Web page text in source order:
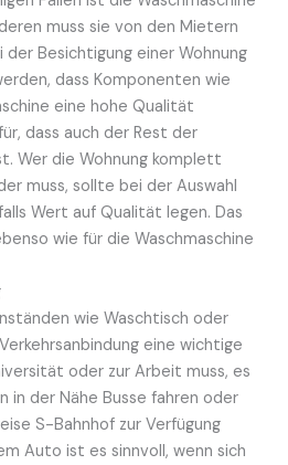
muss sie von den Mietern
Besichtigung einer Wohnung
dass Komponenten wie
eine hohe Qualität
dass auch der Rest der
Wer die Wohnung komplett
muss, sollte bei der Auswahl
Wert auf Qualität legen. Das
wie für die Waschmaschine
wie Waschtisch oder
eine wichtige
oder zur Arbeit muss, es
in der Nähe Busse fahren oder
S-Bahnhof zur Verfügung
Auto ist es sinnvoll, wenn sich